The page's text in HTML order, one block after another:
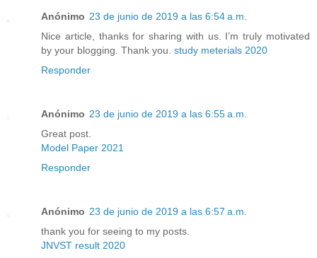
Anónimo 23 de junio de 2019 a las 6:54 a.m.
Nice article, thanks for sharing with us. I’m truly motivated
by your blogging. Thank you. study meterials 2020
Responder
Anónimo 23 de junio de 2019 a las 6:55 a.m.
Great post.
Model Paper 2021
Responder
Anónimo 23 de junio de 2019 a las 6:57 a.m.
thank you for seeing to my posts.
JNVST result 2020